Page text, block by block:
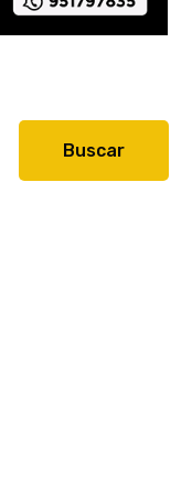
Buscar